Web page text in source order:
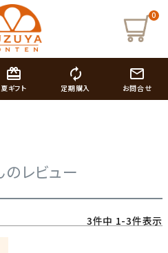
0
card_giftcard
夏ギフト
autorenew
定期購入
mail_outline
お問合せ
のレビュー
3件中 1-3件表示